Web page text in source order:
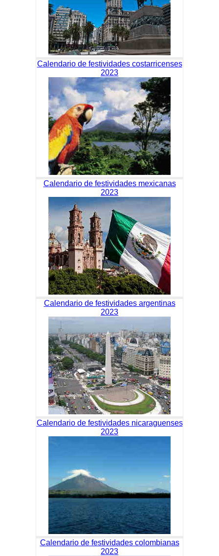
Calendario de festividades costarricenses
2023
Calendario de festividades mexicanas
2023
Calendario de festividades argentinas
2023
Calendario de festividades nicaraguenses
2023
Calendario de festividades colombianas
2023